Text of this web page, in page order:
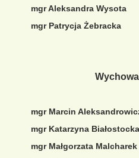
mgr Aleksandra Wysota
mgr Patrycja Żebracka
Wychowawcy
mgr Marcin
mgr Katarzyna Białostocka
mgr Małgorzata Malcharek